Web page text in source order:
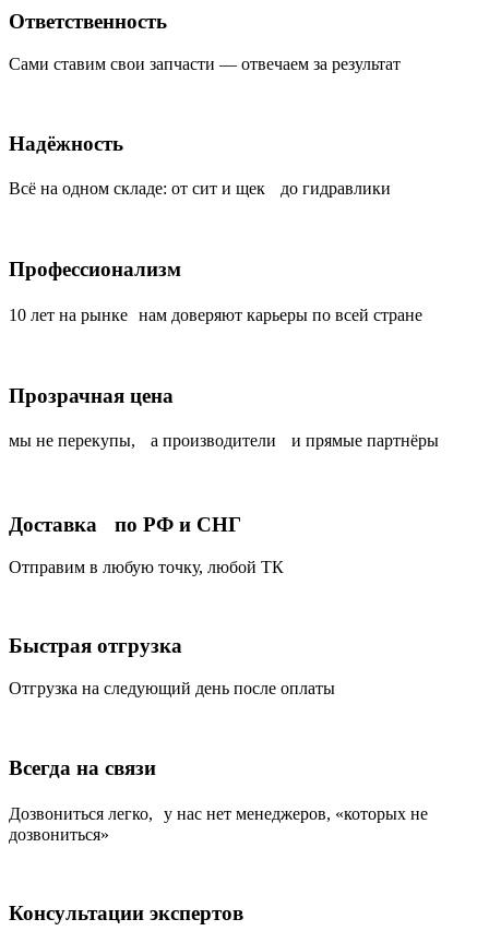
Ответственность
Сами ставим свои запчасти — отвечаем за результат
Надёжность
Всё на одном складе: от сит и щек до гидравлики
Профессионализм
10 лет на рынке нам доверяют карьеры по всей стране
Прозрачная цена
мы не перекупы, а производители и прямые партнёры
Доставка по РФ и СНГ
Отправим в любую точку, любой ТК
Быстрая отгрузка
Отгрузка на следующий день после оплаты
Всегда на связи
Дозвониться легко, у нас нет менеджеров, «которых не
дозвониться»
Консультации экспертов